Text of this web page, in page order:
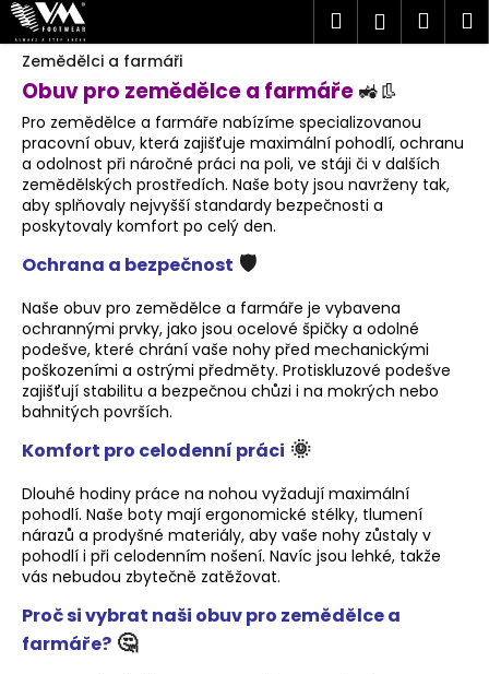
Přejít
obsah
Hledat
Zemědělci a farmáři
Obuv pro zemědělce a farmáře🚜👢
Pro zemědělce a farmáře nabízíme specializovanou
pracovní obuv, která zajišťuje maximální pohodlí, ochranu
a odolnost při náročné práci na poli, ve stáji či v dalších
zemědělských prostředích. Naše boty jsou navrženy tak,
aby splňovaly nejvyšší standardy bezpečnosti a
poskytovaly komfort po celý den.
Ochrana a bezpečnost 🛡️
Naše obuv pro zemědělce a farmáře je vybavena
ochrannými prvky, jako jsou ocelové špičky a odolné
podešve, které chrání vaše nohy před mechanickými
poškozeními a ostrými předměty. Protiskluzové podešve
zajišťují stabilitu a bezpečnou chůzi i na mokrých nebo
bahnitých površích.
Komfort pro celodenní práci 🌞
Dlouhé hodiny práce na nohou vyžadují maximální
pohodlí. Naše boty mají ergonomické stélky, tlumení
nárazů a prodyšné materiály, aby vaše nohy zůstaly v
pohodlí i při celodenním nošení. Navíc jsou lehké, takže
vás nebudou zbytečně zatěžovat.
Proč si vybrat naši obuv pro zemědělce a
farmáře? 🤔
K
o Zpět
Zpět
C
o
p
o
t
ř
b
u
j
e
e
n
a
j
í
t
?